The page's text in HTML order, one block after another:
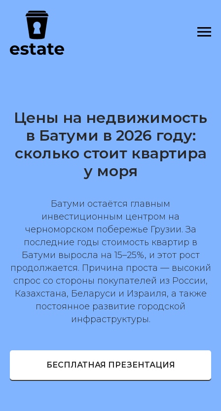
Цены на недвижимость
в Батуми в 2026 году:
сколько стоит квартира
у моря
Батуми остаётся главным
инвестиционным центром на
черноморском побережье Грузии. За
последние годы стоимость квартир в
Батуми выросла на 15–25%, и этот рост
продолжается. Причина проста — высокий
спрос со стороны покупателей из России,
Казахстана, Беларуси и Израиля, а также
постоянное развитие городской
инфраструктуры.
БЕСПЛАТНАЯ ПРЕЗЕНТАЦИЯ